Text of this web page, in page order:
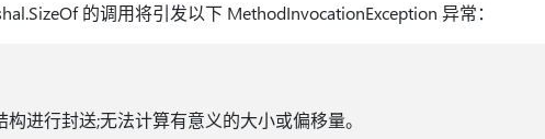
的调用将引发以下 MethodInvocationException 异常：
进行封送;无法计算有意义的大小或偏移量。